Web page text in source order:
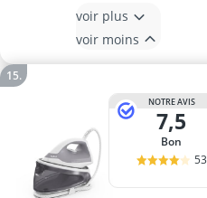
voir plus
voir moins
NOTRE AVIS
7,5
Bon
53